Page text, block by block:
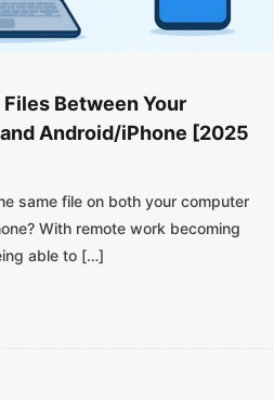
Between Your
Android/iPhone [2025
same file on both your computer
With remote work becoming
able to […]